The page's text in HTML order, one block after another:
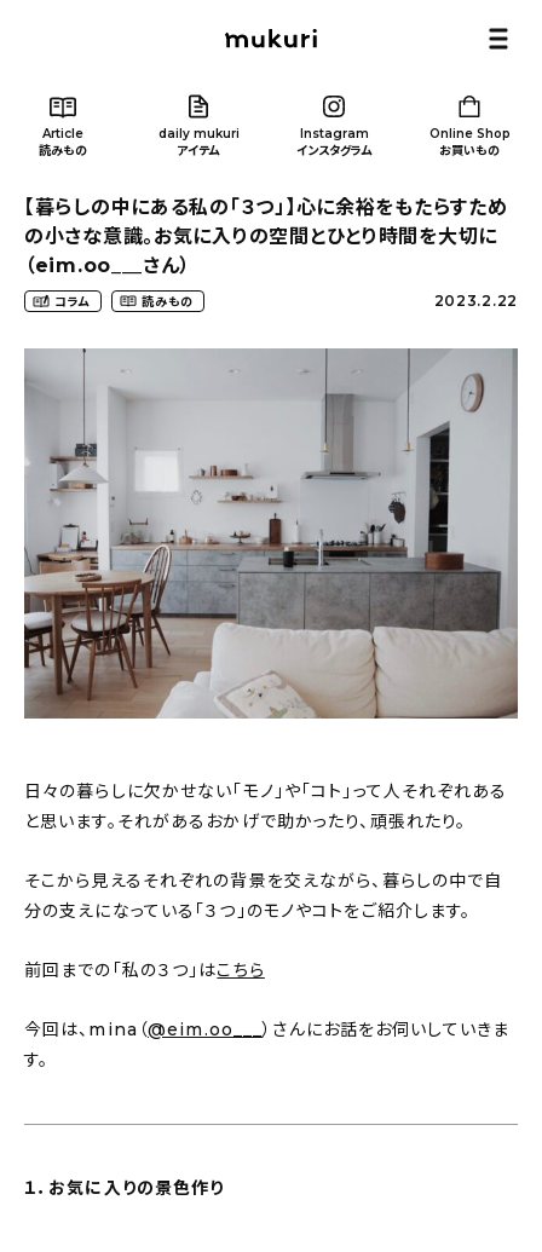
Article
読みもの
daily mukuri
アイテム
Instagram
インスタグラム
Online Shop
お買いもの
カテゴリー一覧
新着記事
人気の記事
おすすめの記事
コラム
インテリア
収納/掃除
暮らし
カテゴリー一覧
【暮らしの中にある私の「３つ」】心に余裕をもたらすため
の小さな意識。お気に入りの空間とひとり時間を大切に
（eim.oo___さん）
コラム 読みもの 2023.2.22
日々の暮らしに欠かせない「モノ」や「コト」って人それぞれある
と思います。それがあるおかげで助かったり、頑張れたり。
そこから見えるそれぞれの背景を交えながら、暮らしの中で自
分の支えになっている「３つ」のモノやコトをご紹介します。
前回までの「私の３つ」はこちら
今回は、mina（@eim.oo___）さんにお話をお伺いしていきま
す。
１．お気に入りの景色作り